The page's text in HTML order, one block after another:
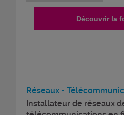
Découvrir la
Réseaux -
Installateur de réseaux